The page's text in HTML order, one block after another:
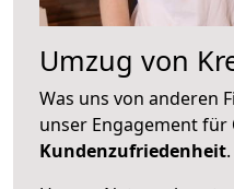
Umzug von
Was uns von anderen
unser Engagement für
Kundenzufriedenheit.